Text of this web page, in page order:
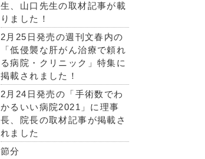
生、山口先生の取材記事が載
りました！
2月25日発売の週刊文春内の
「低侵襲な肝がん治療で頼れ
る病院・クリニック」特集に
掲載されました！
2月24日発売の「手術数でわ
かるいい病院2021」に理事
長、院長の取材記事が掲載さ
れました
節分